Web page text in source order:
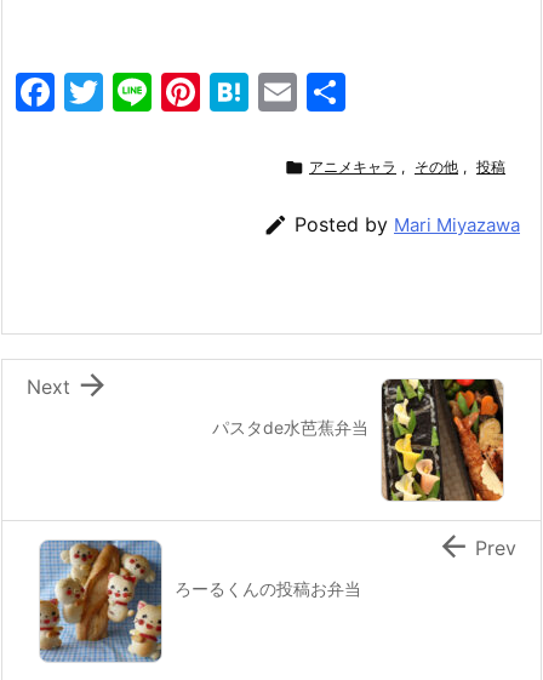
F
o
k
T
Li Pi H
a
E
ai
l
 アニメキャラ , その他 , 投稿
 Posted by Mari Miyazawa
パスタde水芭蕉弁当

Next
ろーるくんの投稿お弁当
 Prev